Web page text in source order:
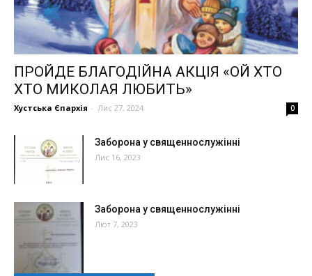
ПРОЙДЕ БЛАГОДІЙНА АКЦІЯ «ОЙ ХТО
ХТО МИКОЛАЯ ЛЮБИТЬ»
Хустська Єпархія - Лис 27, 2024 0
Заборона у священнослужінні
Лис 16, 2023
Заборона у священнослужінні
Лют 7, 2023